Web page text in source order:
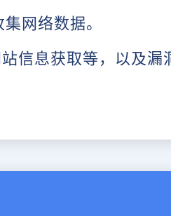
网络数据。
信息获取等，以及漏